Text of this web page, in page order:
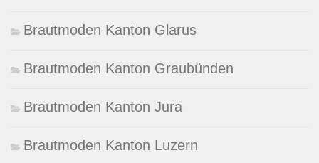
Brautmoden Kanton Glarus
Brautmoden Kanton Graubünden
Brautmoden Kanton Jura
Brautmoden Kanton Luzern